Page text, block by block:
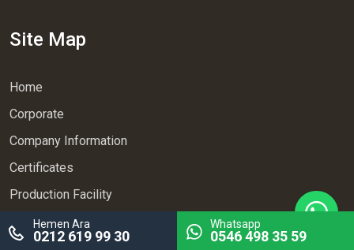
Site Map
Home
Corporate
Company Information
Certificates
Production Facility
Products
Hemen Ara
0212 619 99 30
Whatsapp
0546 498 35 59